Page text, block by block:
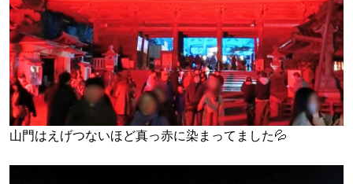
山門はえげつないほど真っ赤に染まってました💦